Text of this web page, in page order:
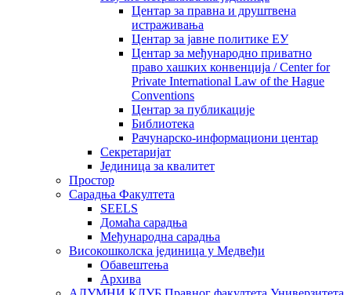
Центар за правна и друштвена
истраживања
Центар за јавне политике ЕУ
Центар за међународно приватно
право хашких конвенција / Center for
Private International Law of the Hague
Conventions
Центар за публикације
Библиотека
Рачунарско-информациони центар
Секретаријат
Јединица за квалитет
Простор
Сарадња Факултета
SEELS
Домаћа сарадња
Међународна сарадња
Високошколска јединица у Медвеђи
Обавештења
Архива